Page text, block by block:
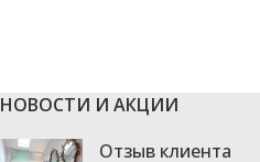
НОВОСТИ И АКЦИИ
Отзыв клиента